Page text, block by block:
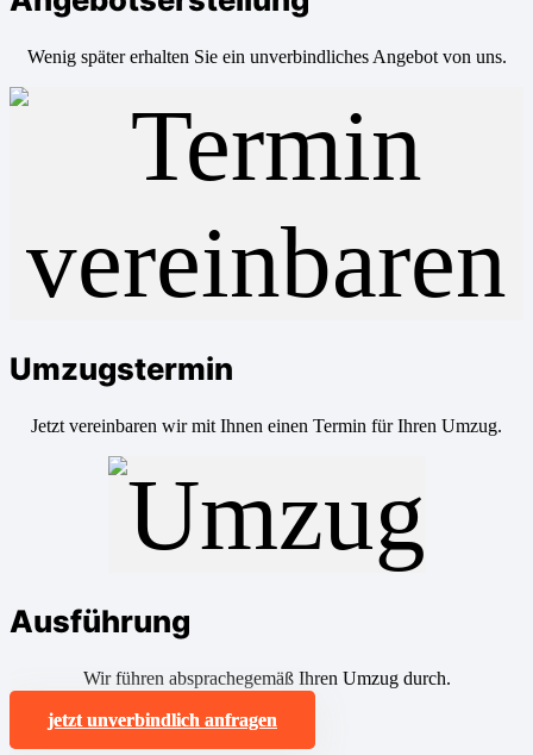
Wenig später erhalten Sie ein unverbindliches Angebot von uns.
Umzugstermin
Jetzt vereinbaren wir mit Ihnen einen Termin für Ihren Umzug.
Ausführung
Wir führen absprachegemäß Ihren Umzug durch.
jetzt unverbindlich anfragen